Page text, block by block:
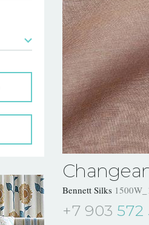
Bennett Silks
+7 903 572